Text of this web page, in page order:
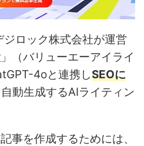
ロック株式会社が運営
」（バリューエーアイライ
4oと連携しSEOに
動生成するAIライティン
事を作成するためには、